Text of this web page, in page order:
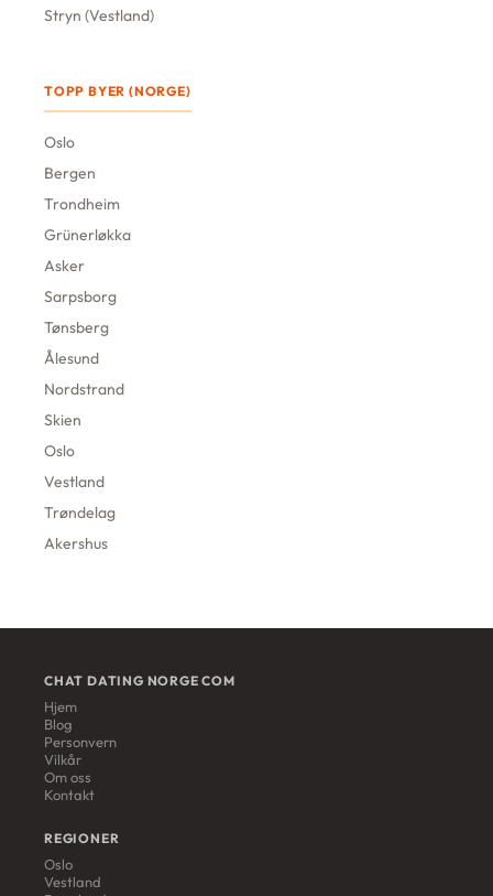
Stryn (Vestland)
TOPP BYER (NORGE)
Oslo
Bergen
Trondheim
Grünerløkka
Asker
Sarpsborg
Tønsberg
Ålesund
Nordstrand
Skien
Oslo
Vestland
Trøndelag
Akershus
CHAT DATING NORGE COM
Hjem
Blog
Personvern
Vilkår
Om oss
Kontakt
REGIONER
Oslo
Vestland